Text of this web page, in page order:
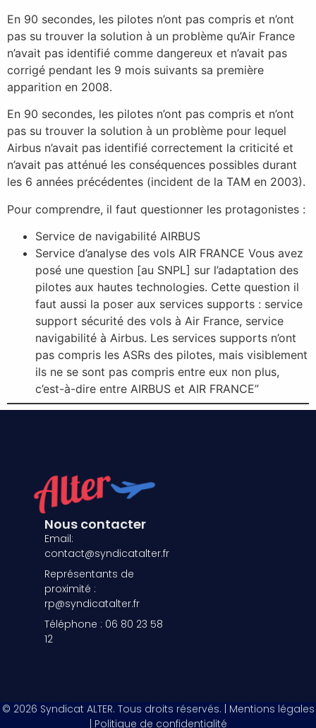
En 90 secondes, les pilotes n’ont pas compris et n’ont
pas su trouver la solution à un problème qu’Air France
n’avait pas identifié comme dangereux et n’avait pas
corrigé pendant les 9 mois suivants sa première
apparition en 2008.
En 90 secondes, les pilotes n’ont pas compris et n’ont
pas su trouver la solution à un problème pour lequel
Airbus n’avait pas identifié correctement la criticité et
n’avait pas atténué les conséquences possibles durant
les 6 années précédentes (incident de la TAM en 2003).
Pour comprendre, il faut questionner les protagonistes :
Service de navigabilité AIRBUS
Service d’analyse des vols AIR FRANCE Vous avez
posé une question [au SNPL] sur l’adaptation des
pilotes aux hautes technologies. Cette question il
faut aussi la poser aux services supports : service
support sécurité des vols à Air France, service
navigabilité à Airbus. Les services supports n’ont
pas compris les ASRs des pilotes, mais visiblement
ils ne se sont pas compris entre eux non plus,
c’est-à-dire entre AIRBUS et AIR FRANCE”
Nous contacter
Email:
contact@syndicatalter.fr
Représentants de
proximité :
rp@syndicatalter.fr
Téléphone : 06 80 23 58
12
© 2026 Syndicat ALTER. Tous droits réservés. | Mentions légales
| Politique de confidentialité